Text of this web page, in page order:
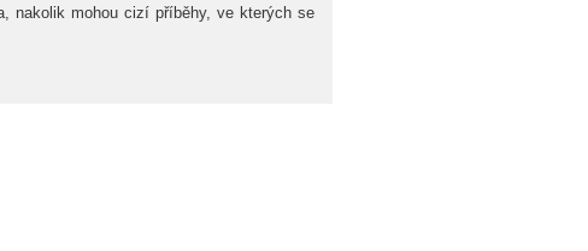
nakolik mohou cizí příběhy, ve kterých se